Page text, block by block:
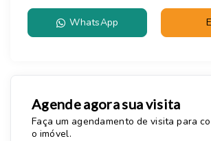
WhatsApp
Agende agora sua visita
Faça um agendamento de visita para
o imóvel.